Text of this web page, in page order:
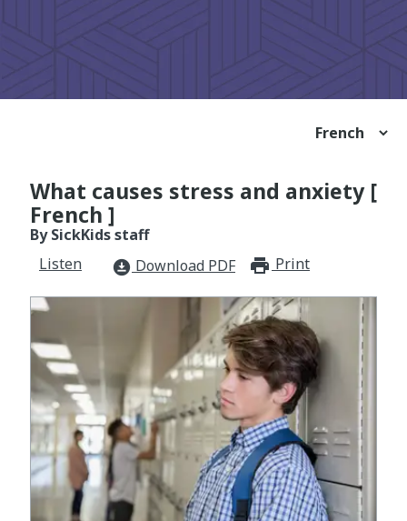
What causes stress and anxiety [
French ]
By SickKids staff
Listen
download_for_offline Download PDF Print